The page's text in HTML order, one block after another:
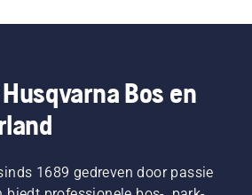
Bos en
1689 gedreven door passie